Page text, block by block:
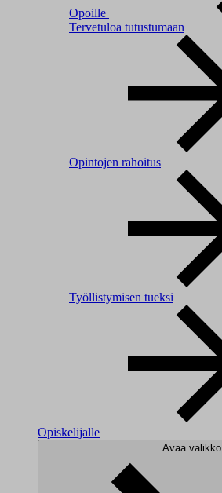
Opoille
Tervetuloa tutustumaan
Opintojen rahoitus
Työllistymisen tueksi
Opiskelijalle
Avaa valikko